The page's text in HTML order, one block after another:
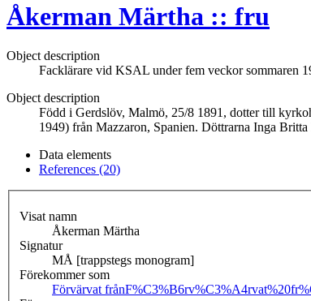
Åkerman Märtha :: fru
Object description
Facklärare vid KSAL under fem veckor sommaren
Object description
Född i Gerdslöv, Malmö, 25/8 1891, dotter till
1949) från Mazzaron, Spanien. Döttrarna Inga
Data elements
References (20)
Visat namn
Åkerman Märtha
Signatur
MÅ [trappstegs monogram]
Förekommer som
Förvärvat från